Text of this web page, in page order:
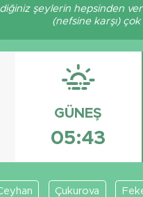
şeylerin hepsinden
(nefsine karşı)
GÜNEŞ
05:43
Çukurova